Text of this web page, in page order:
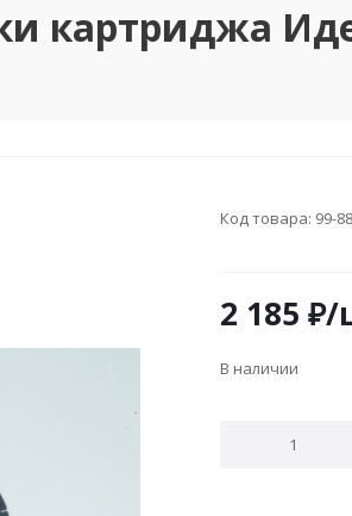
картриджа
Код товара: 99-
2 185 ₽/
В наличии